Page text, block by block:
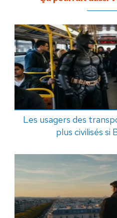
Les usagers des
plus civilisés si